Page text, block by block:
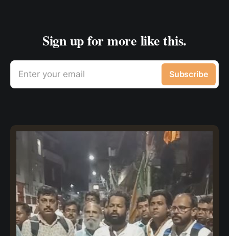
Sign up for more like this.
Enter your email Subscribe